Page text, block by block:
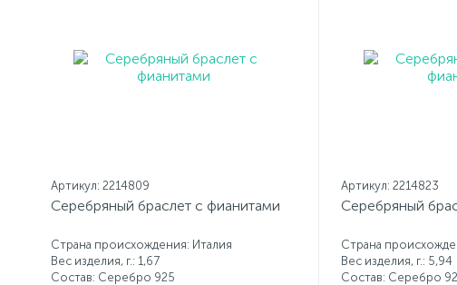
Артикул: 2214809
Серебряный браслет с фианитами
Страна происхождения: Италия
Вес изделия, г.: 1,67
Состав: Серебро 925
Артикул: 2214823
Серебряный
Страна
Вес изделия, г.: 5,94
Состав: Серебро